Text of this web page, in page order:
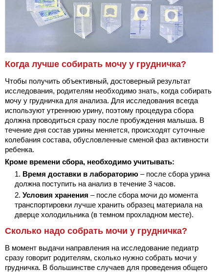
Когда лучше собирать мочу у грудничка?
Чтобы получить объективный, достоверный результат
исследования, родителям необходимо знать, когда собирать
мочу у грудничка для анализа. Для исследования всегда
используют утреннюю урину, поэтому процедура сбора
должна проводиться сразу после пробуждения малыша. В
течение дня состав урины меняется, происходят суточные
колебания состава, обусловленные сменой фаз активности
ребенка.
Кроме времени сбора, необходимо учитывать:
Время доставки в лабораторию – после сбора урина
должна поступить на анализ в течение 3 часов.
Условия хранения – после сбора мочи до момента
транспортировки лучше хранить образец материала на
дверце холодильника (в темном прохладном месте).
Сколько надо собрать мочи у грудничка?
В момент выдачи направления на исследование педиатр
сразу говорит родителям, сколько нужно собрать мочи у
грудничка. В большинстве случаев для проведения общего